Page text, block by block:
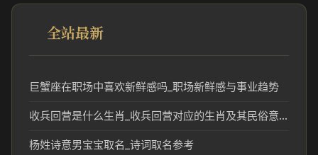
全站最新
巨蟹座在职场中喜欢新鲜感吗_职场新鲜感与事业趋势
收兵回营是什么生肖_收兵回营对应的生肖及其民俗意义
杨姓诗意男宝宝取名_诗词取名参考